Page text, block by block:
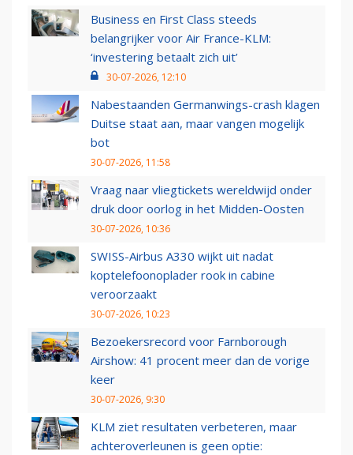
Business en First Class steeds
belangrijker voor Air France-KLM:
‘investering betaalt zich uit’
30-07-2026, 12:10
Nabestaanden Germanwings-crash klagen
Duitse staat aan, maar vangen mogelijk
bot
30-07-2026, 11:58
Vraag naar vliegtickets wereldwijd onder
druk door oorlog in het Midden-Oosten
30-07-2026, 10:36
SWISS-Airbus A330 wijkt uit nadat
koptelefoonoplader rook in cabine
veroorzaakt
30-07-2026, 10:23
Bezoekersrecord voor Farnborough
Airshow: 41 procent meer dan de vorige
keer
30-07-2026, 9:30
KLM ziet resultaten verbeteren, maar
achteroverleunen is geen optie: